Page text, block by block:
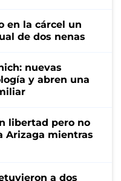
en la cárcel un
de dos nenas
nuevas
y abren una
libertad pero no
Arizaga mientras
a dos